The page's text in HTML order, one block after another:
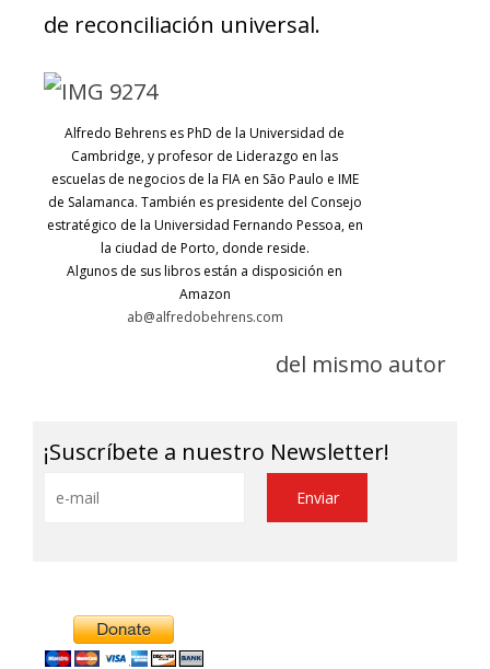
de reconciliación universal.
Alfredo Behrens es PhD de la Universidad de
Cambridge, y profesor de Liderazgo en las
escuelas de negocios de la FIA en São Paulo e IME
de Salamanca. También es presidente del Consejo
estratégico de la Universidad Fernando Pessoa, en
la ciudad de Porto, donde reside.
Algunos de sus libros están a disposición en
Amazon
ab@alfredobehrens.com
del mismo autor
¡Suscríbete a nuestro Newsletter!